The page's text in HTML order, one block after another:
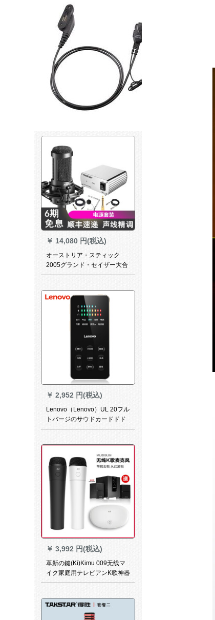
￥ 14,080 円(税込)
オーストリア・スティック
2005グランド・セイザー大合
唱キャバクラ・レコーディン
￥ 2,952 円(税込)
Lenovo（Lenovo）UL 20フル
トバージのサウドカードドド
携帯电话生放送K歌设备のフル
特别効果神器
￥ 3,992 円(税込)
革新の鍵(Ki)Kimu 009无线マ
イク家庭用テレビアンK歌神器
第二家庭カラオケ会议マイク